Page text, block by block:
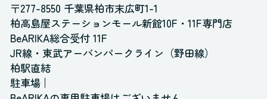
〒277-8550 千葉県柏市末広町1-1
柏高島屋ステーションモール新館10F・11F専門店
BeARIKA総合受付 11F
JR線・東武アーバンパークライン（野田線）
柏駅直結
駐車場